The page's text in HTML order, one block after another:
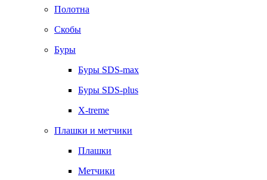
Полотна
Скобы
Буры
Буры SDS-max
Буры SDS-plus
X-treme
Плашки и метчики
Плашки
Метчики